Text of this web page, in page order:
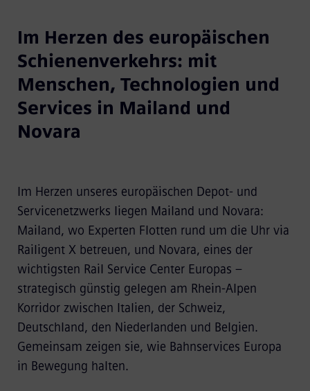
Im Herzen des europäischen
Schienenverkehrs: mit
Menschen, Technologien und
Services in Mailand und
Novara
Im Herzen unseres europäischen Depot- und
Servicenetzwerks liegen Mailand und Novara:
Mailand, wo Experten Flotten rund um die Uhr via
Railigent X betreuen, und Novara, eines der
wichtigsten Rail Service Center Europas –
strategisch günstig gelegen am Rhein-Alpen
Korridor zwischen Italien, der Schweiz,
Deutschland, den Niederlanden und Belgien.
Gemeinsam zeigen sie, wie Bahnservices Europa
in Bewegung halten.